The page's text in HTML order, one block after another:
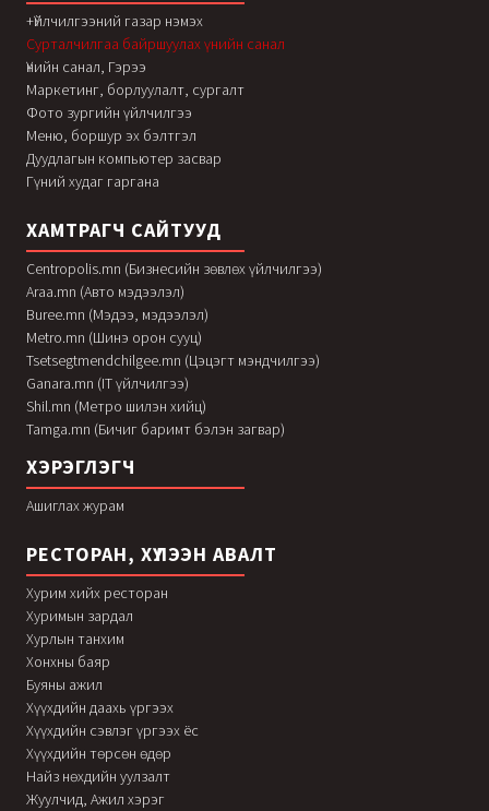
+Үйлчилгээний газар нэмэх
Сурталчилгаа байршуулах үнийн санал
Үнийн санал, Гэрээ
Маркетинг, борлуулалт, сургалт
Фото зургийн үйлчилгээ
Меню, боршур эх бэлтгэл
Дуудлагын компьютер засвар
Гүний худаг гаргана
ХАМТРАГЧ САЙТУУД
Centropolis.mn (Бизнесийн зөвлөх үйлчилгээ)
Araa.mn (Авто мэдээлэл)
Buree.mn (Мэдээ, мэдээлэл)
Metro.mn (Шинэ орон сууц)
Tsetsegtmendchilgee.mn (Цэцэгт мэндчилгээ)
Ganara.mn (IT үйлчилгээ)
Shil.mn (Метро шилэн хийц)
Tamga.mn (Бичиг баримт бэлэн загвар)
ХЭРЭГЛЭГЧ
Ашиглах журам
РЕСТОРАН, ХҮЛЭЭН АВАЛТ
Хурим хийх ресторан
Хуримын зардал
Хурлын танхим
Хонхны баяр
Буяны ажил
Хүүхдийн даахь үргээх
Хүүхдийн сэвлэг үргээх ёс
Хүүхдийн төрсөн өдөр
Найз нөхдийн уулзалт
Жуулчид, Ажил хэрэг